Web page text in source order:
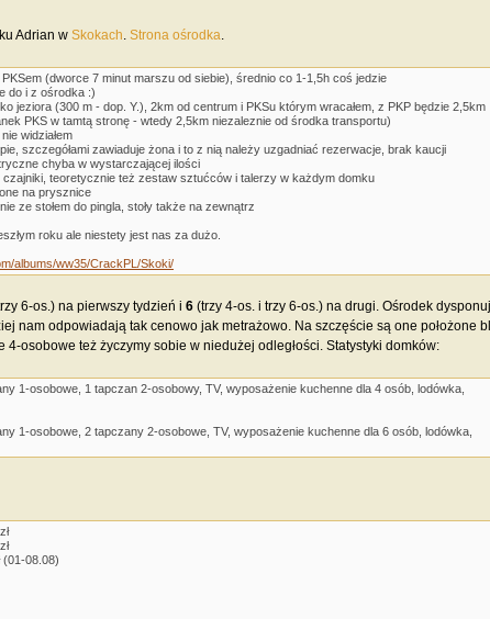
Adrian w Skokach. Strona ośrodka.
(dworce 7 minut marszu od siebie), średnio co 1-1,5h coś jedzie
do i z ośrodka :)
jeziora (300 m - dop. Y.), 2km od centrum i PKSu którym wracałem, z PKP będzie 2,5km
PKS w tamtą stronę - wtedy 2,5km niezaleznie od środka transportu)
widziałem
szczegółami zawiaduje żona i to z nią należy uzgadniać rezerwacje, brak kaucji
chyba w wystarczającej ilości
teoretycznie też zestaw sztućców i talerzy w każdym domku
na prysznice
ze stołem do pingla, stoły także na zewnątrz
roku ale niestety jest nas za dużo.
albums/ww35/CrackPL/Skoki/
6-os.) na pierwszy tydzień i 6 (trzy 4-os. i trzy 6-os.) na drugi. Ośrodek
nam odpowiadają tak cenowo jak metrażowo. Na szczęście są one położone
4-osobowe też życzymy sobie w niedużej odległości. Statystyki domków:
1-osobowe, 1 tapczan 2-osobowy, TV, wyposażenie kuchenne dla 4 osób, lodówka,
1-osobowe, 2 tapczany 2-osobowe, TV, wyposażenie kuchenne dla 6 osób, lodówka,
(01-08.08)